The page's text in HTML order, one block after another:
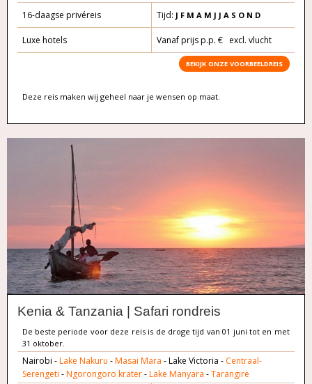
16-daagse privéreis Tijd: J F M A M J J A S O N D
Luxe hotels Vanaf prijs p.p. € excl. vlucht
BEKIJK ONZE VOORBEELDREIS
Deze reis maken wij geheel naar je wensen op maat.
Kenia & Tanzania | Safari rondreis
De beste periode voor deze reis is de droge tijd van 01 juni tot en met
31 oktober.
Nairobi -Lake Nakuru -Masai Mara - Lake Victoria - Centraal-
Serengeti -Ngorongoro krater-Lake Manyara -Tarangire